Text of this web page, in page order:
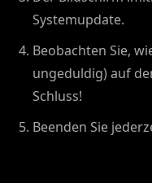
Systemupdate.
Beobachten Sie,
ungeduldig) auf
Schluss!
Beenden Sie